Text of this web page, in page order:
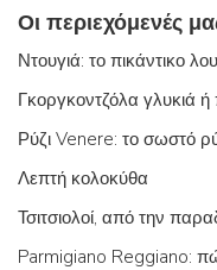
Οι περιεχόμενές
Ντουγιά: το πικάντικο
Γκοργκοντζόλα γλυκιά ή
Ρύζι Venere: το σωστό
Λεπτή κολοκύθα
Τσιτσιολοί, από την